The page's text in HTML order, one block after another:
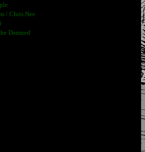
/ Chris Nee
Damned